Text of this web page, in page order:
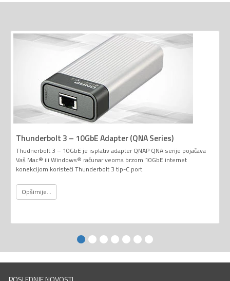
Thunderbolt 3 – 10GbE Adapter (QNA Series)
Thudnerbolt 3 – 10GbE je isplativ adapter QNAP QNA serije pojačava
Vaš Mac® ili Windows® računar veoma brzom 10GbE internet
konekcijom koristeći Thunderbolt 3 tip-C port.
Opširnije...